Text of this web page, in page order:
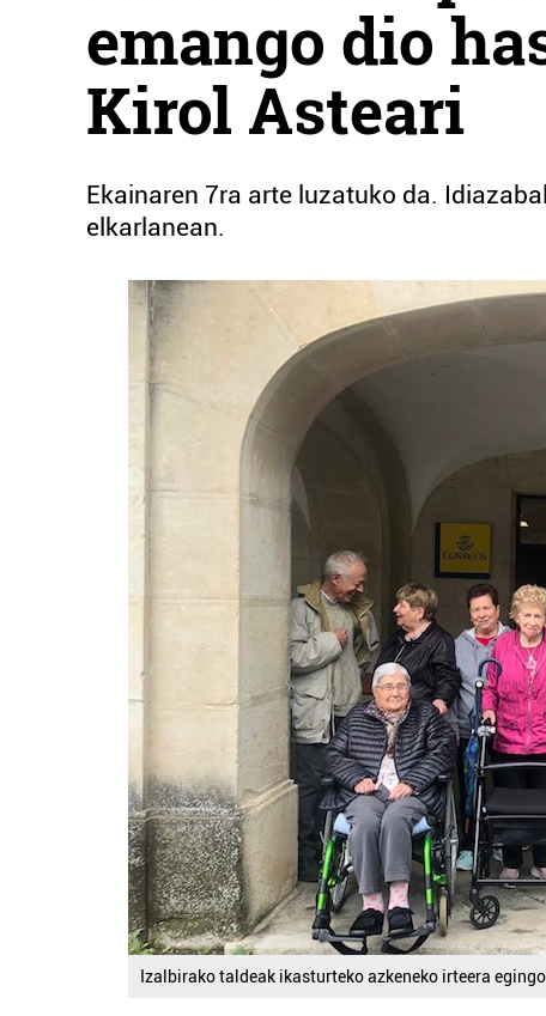
emango dio
Kirol Asteari
Ekainaren 7ra arte luzatuko da.
elkarlanean.
Izalbirako taldeak ikasturteko azkeneko irteera